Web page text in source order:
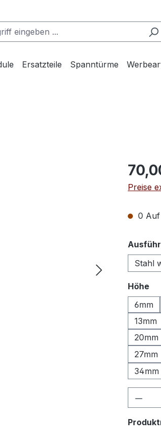
Ersatzteile Spanntürme
Preise
0 Auf
Stahl
Höhe
6mm
13mm
20mm
27mm
34mm